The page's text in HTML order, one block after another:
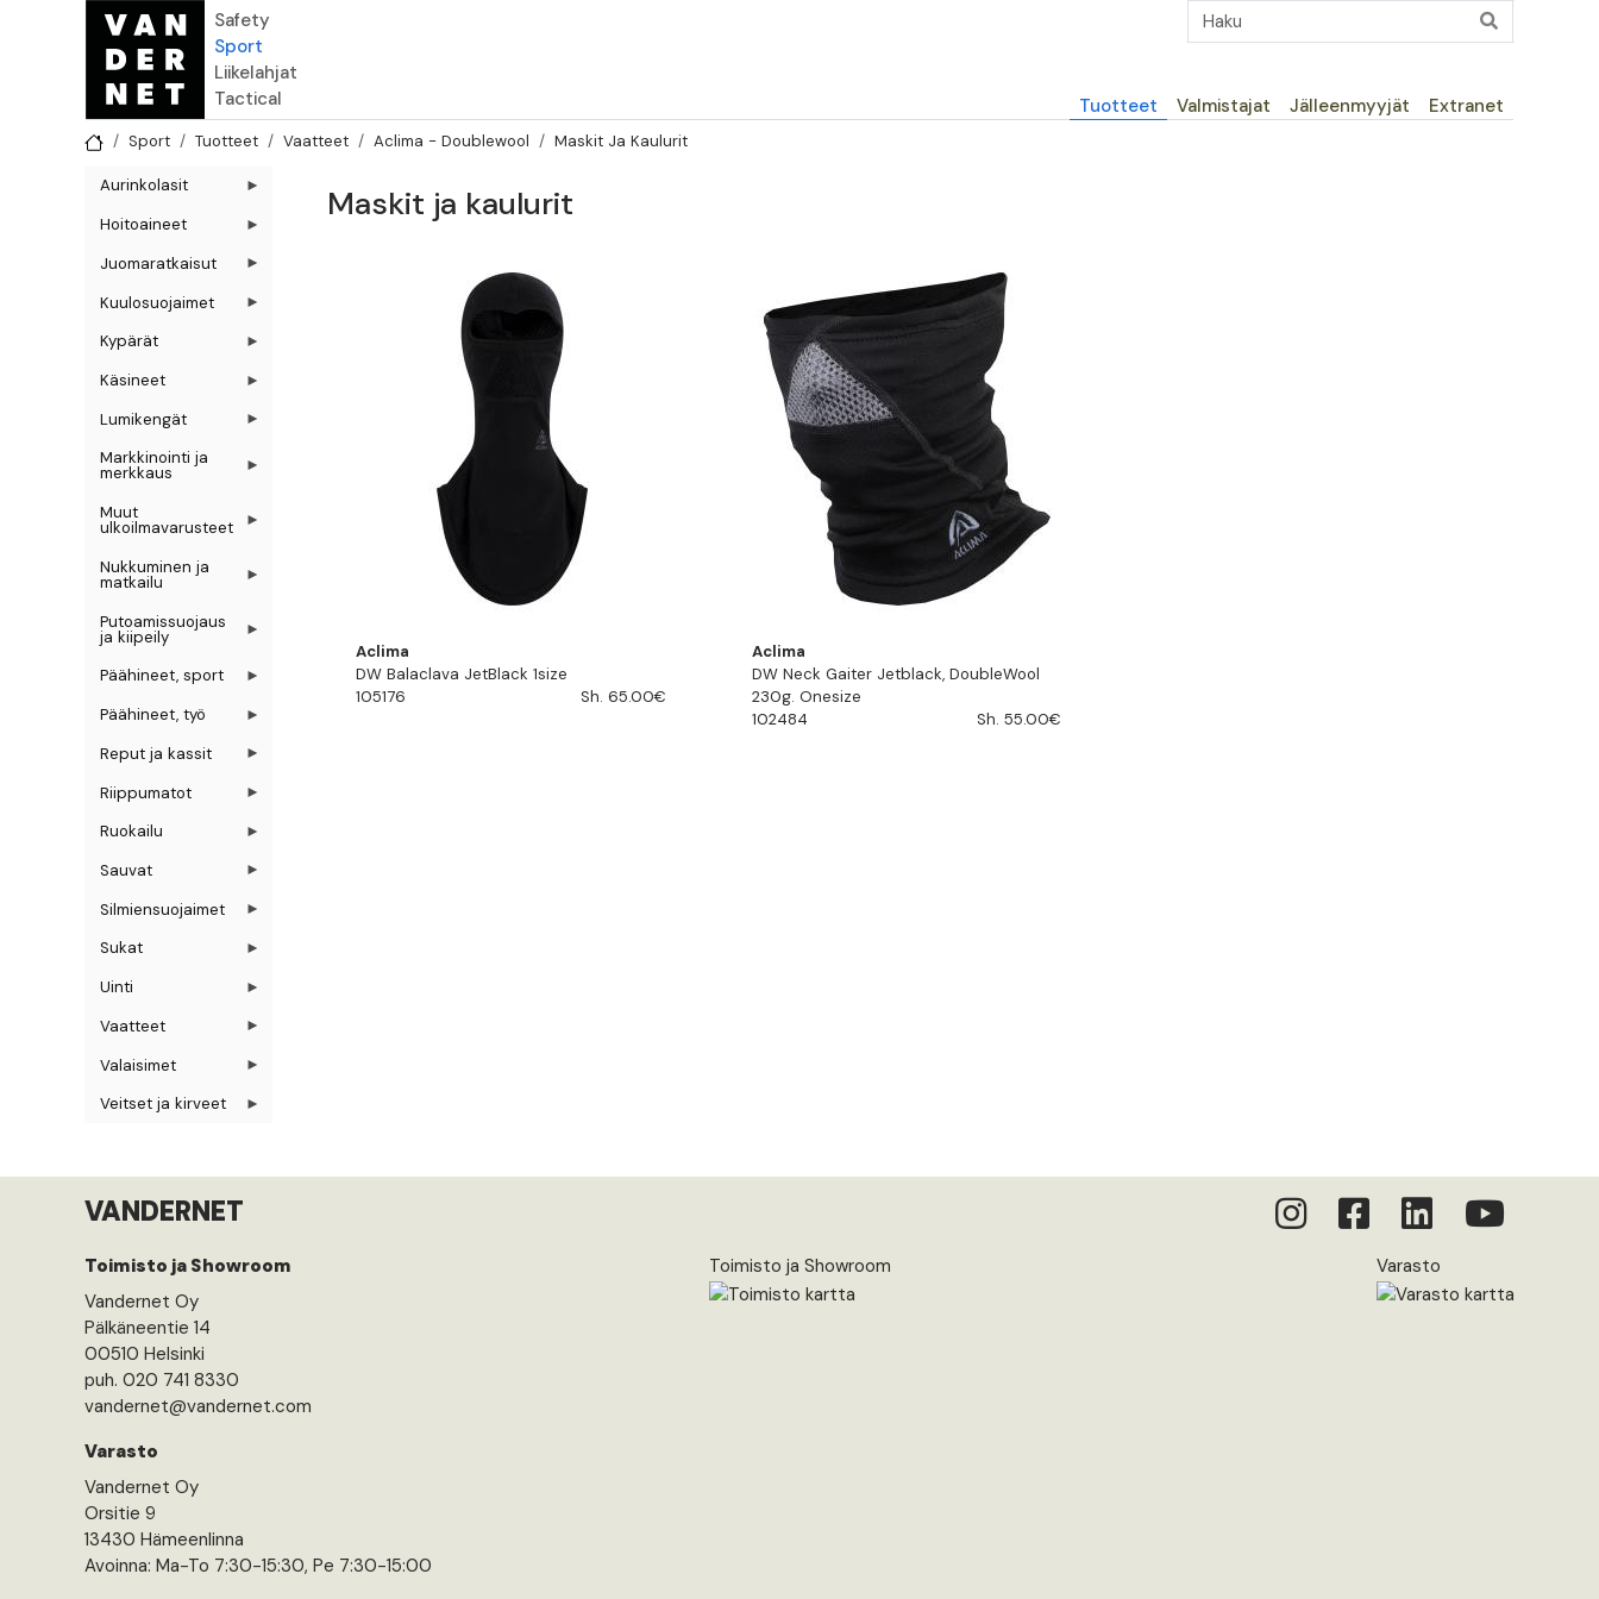
Hyppää pääsisältöön
Safety
Sport
Liikelahjat
Tactical
Päävalikko
Tuotteet Valmistajat Jälleenmyyjät Extranet
Sport Tuotteet Vaatteet Aclima - Doublewool Maskit Ja Kaulurit
Maskit ja kaulurit
Aclima
DW Balaclava JetBlack 1size
105176
Sh. 65.00€
Aclima
DW Neck Gaiter Jetblack, DoubleWool
230g. Onesize
102484
Sh. 55.00€
Aurinkolasit
Hoitoaineet
Juomaratkaisut
Kuulosuojaimet
Kypärät
Käsineet
Lumikengät
Markkinointi ja
merkkaus
Muut
ulkoilmavarusteet
Nukkuminen ja
matkailu
Putoamissuojaus
ja kiipeily
Päähineet, sport
Päähineet, työ
Reput ja kassit
Riippumatot
Ruokailu
Sauvat
Silmiensuojaimet
Sukat
Uinti
Vaatteet
Valaisimet
Veitset ja kirveet
VANDERNET
Toimisto ja Showroom
Vandernet Oy
Pälkäneentie 14
00510 Helsinki
puh. 020 741 8330
vandernet@vandernet.com
Varasto
Vandernet Oy
Orsitie 9
13430 Hämeenlinna
Avoinna: Ma-To 7:30-15:30, Pe 7:30-15:00
Toimisto ja Showroom Varasto